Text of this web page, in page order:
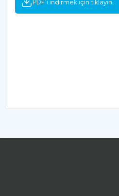
PDF'i indirmek için tıklayın.